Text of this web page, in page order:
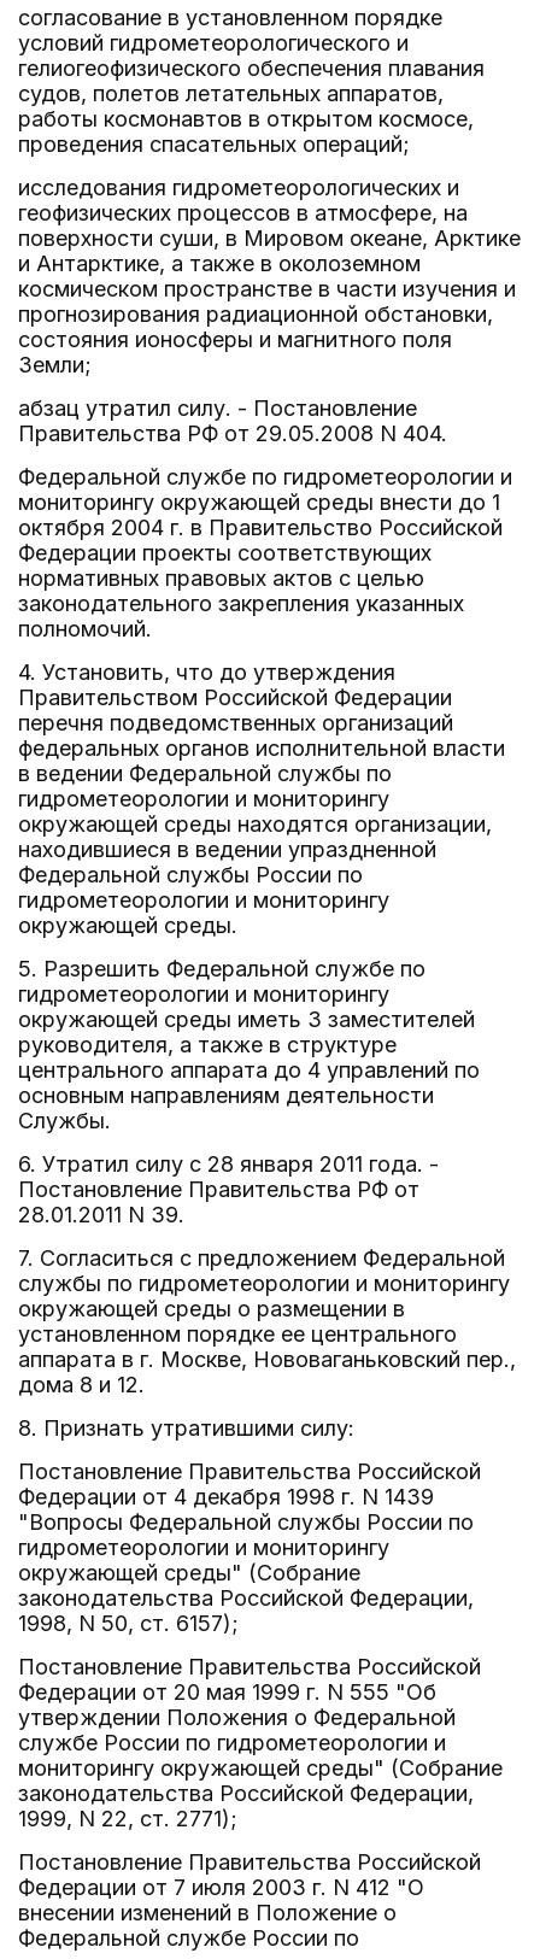
согласование в установленном порядке
условий гидрометеорологического и
гелиогеофизического обеспечения плавания
судов, полетов летательных аппаратов,
работы космонавтов в открытом космосе,
проведения спасательных операций;
исследования гидрометеорологических и
геофизических процессов в атмосфере, на
поверхности суши, в Мировом океане, Арктике
и Антарктике, а также в околоземном
космическом пространстве в части изучения и
прогнозирования радиационной обстановки,
состояния ионосферы и магнитного поля
Земли;
абзац утратил силу. - Постановление
Правительства РФ от 29.05.2008 N 404.
Федеральной службе по гидрометеорологии и
мониторингу окружающей среды внести до 1
октября 2004 г. в Правительство Российской
Федерации проекты соответствующих
нормативных правовых актов с целью
законодательного закрепления указанных
полномочий.
4. Установить, что до утверждения
Правительством Российской Федерации
перечня подведомственных организаций
федеральных органов исполнительной власти
в ведении Федеральной службы по
гидрометеорологии и мониторингу
окружающей среды находятся организации,
находившиеся в ведении упраздненной
Федеральной службы России по
гидрометеорологии и мониторингу
окружающей среды.
5. Разрешить Федеральной службе по
гидрометеорологии и мониторингу
окружающей среды иметь 3 заместителей
руководителя, а также в структуре
центрального аппарата до 4 управлений по
основным направлениям деятельности
Службы.
6. Утратил силу с 28 января 2011 года. -
Постановление Правительства РФ от
28.01.2011 N 39.
7. Согласиться с предложением Федеральной
службы по гидрометеорологии и мониторингу
окружающей среды о размещении в
установленном порядке ее центрального
аппарата в г. Москве, Нововаганьковский пер.,
дома 8 и 12.
8. Признать утратившими силу:
Постановление Правительства Российской
Федерации от 4 декабря 1998 г. N 1439
"Вопросы Федеральной службы России по
гидрометеорологии и мониторингу
окружающей среды" (Собрание
законодательства Российской Федерации,
1998, N 50, ст. 6157);
Постановление Правительства Российской
Федерации от 20 мая 1999 г. N 555 "Об
утверждении Положения о Федеральной
службе России по гидрометеорологии и
мониторингу окружающей среды" (Собрание
законодательства Российской Федерации,
1999, N 22, ст. 2771);
Постановление Правительства Российской
Федерации от 7 июля 2003 г. N 412 "О
внесении изменений в Положение о
Федеральной службе России по